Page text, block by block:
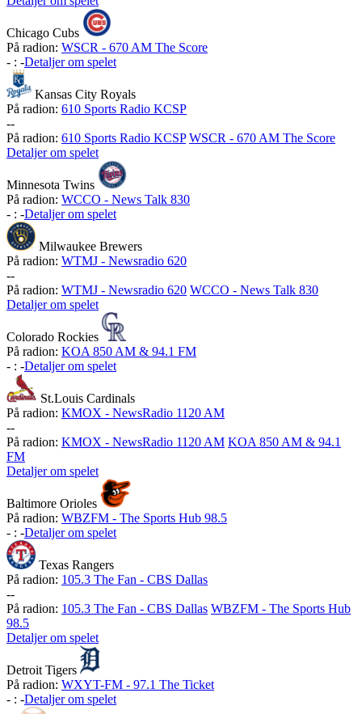
Chicago Cubs
På radion: WSCR - 670 AM The Score
- : -Detaljer om spelet
Kansas City Royals
På radion: 610 Sports Radio KCSP
--
På radion: 610 Sports Radio KCSP WSCR - 670 AM The Score
Detaljer om spelet
Minnesota Twins
På radion: WCCO - News Talk 830
- : -Detaljer om spelet
Milwaukee Brewers
På radion: WTMJ - Newsradio 620
--
På radion: WTMJ - Newsradio 620 WCCO - News Talk 830
Detaljer om spelet
Colorado Rockies
På radion: KOA 850 AM & 94.1 FM
- : -Detaljer om spelet
St.Louis Cardinals
På radion: KMOX - NewsRadio 1120 AM
--
På radion: KMOX - NewsRadio 1120 AM KOA 850 AM & 94.1
FM
Detaljer om spelet
Baltimore Orioles
På radion: WBZFM - The Sports Hub 98.5
- : -Detaljer om spelet
Texas Rangers
På radion: 105.3 The Fan - CBS Dallas
--
På radion: 105.3 The Fan - CBS Dallas WBZFM - The Sports Hub
98.5
Detaljer om spelet
Detroit Tigers
På radion: WXYT-FM - 97.1 The Ticket
- : -Detaljer om spelet